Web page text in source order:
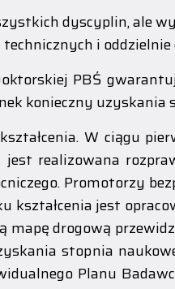
dyscyplin, ale
i
PBŚ
konieczny uzyskania
W ciągu
realizowana
Promotorzy
kształcenia jest
mapę drogową
stopnia
Planu